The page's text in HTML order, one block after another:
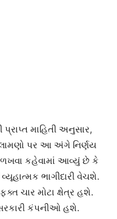
માહિતી અનુસાર,
પર આ અંગે નિર્ણય
કહેવામાં આવ્યું છે કે
ભાગીદારી વેચશે.
ચાર મોટા ક્ષેત્ર હશે.
કંપનીઓ હશે.